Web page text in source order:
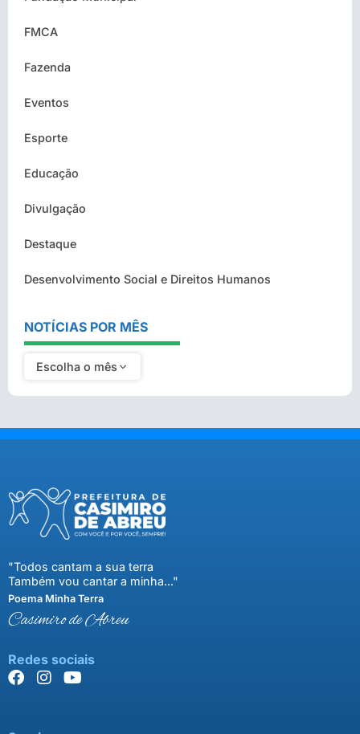
FMCA
Fazenda
Eventos
Esporte
Educação
Divulgação
Destaque
Desenvolvimento Social e Direitos Humanos
NOTÍCIAS POR MÊS
Escolha o mês
"Todos cantam a sua terra
Também vou cantar a minha..."
Poema Minha Terra
Casimiro de Abreu
Redes sociais